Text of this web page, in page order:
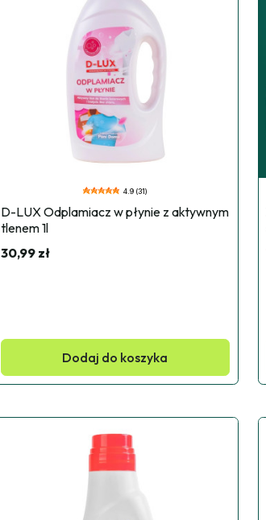
4.9 (31)
D-LUX Odplamiacz w płynie z aktywnym
tlenem 1l
30,99 zł
Dodaj do koszyka